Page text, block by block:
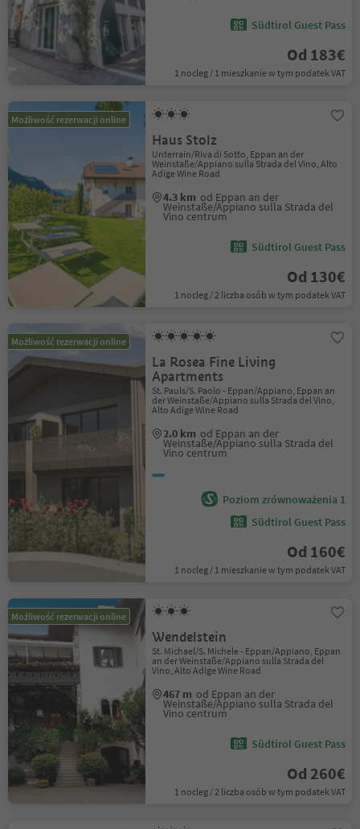
Südtirol Guest Pass
Od 183€
1 nocleg / 1 mieszkanie w tym podatek VAT
Możliwość rezerwacji online
Haus Stolz
Unterrain/Riva di Sotto, Eppan an der
Weinstaße/Appiano sulla Strada del Vino, Alto
Adige Wine Road
4.3 km od Eppan an der
Weinstaße/Appiano sulla Strada del
Vino centrum
Südtirol Guest Pass
Od 130€
1 nocleg / 2 liczba osób w tym podatek VAT
Możliwość rezerwacji online
La Rosea Fine Living
Apartments
St. Pauls/S. Paolo - Eppan/Appiano, Eppan an
der Weinstaße/Appiano sulla Strada del Vino,
Alto Adige Wine Road
2.0 km od Eppan an der
Weinstaße/Appiano sulla Strada del
Vino centrum
Poziom zrównoważenia 1
Südtirol Guest Pass
Od 160€
1 nocleg / 1 mieszkanie w tym podatek VAT
Możliwość rezerwacji online
Wendelstein
St. Michael/S. Michele - Eppan/Appiano, Eppan
an der Weinstaße/Appiano sulla Strada del
Vino, Alto Adige Wine Road
467 m od Eppan an der
Weinstaße/Appiano sulla Strada del
Vino centrum
Südtirol Guest Pass
Od 260€
1 nocleg / 2 liczba osób w tym podatek VAT